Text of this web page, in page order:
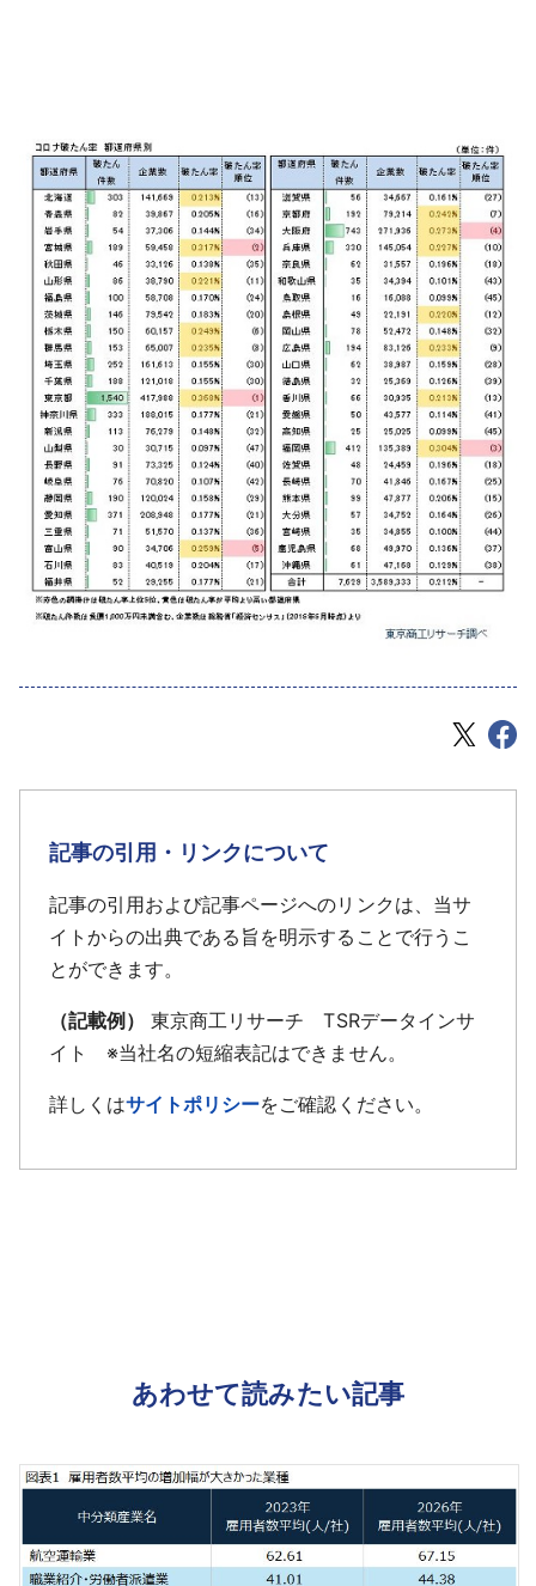
記事の引用・リンクについて
記事の引用および記事ページへのリンクは、当サ
イトからの出典である旨を明示することで行うこ
とができます。
（記載例）
東京商工リサーチ TSRデータインサ
イト ※当社名の短縮表記はできません。
詳しくはサイトポリシーをご確認ください。
あわせて読みたい記事